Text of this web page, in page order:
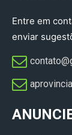
Entre em
enviar